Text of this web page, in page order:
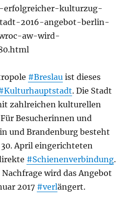
erfolgreicher-kulturzug-
2016-angebot-berlin-
aw-wird-
#Breslau ist dieses
. Die Stadt
zahlreichen kulturellen
Besucherinnen und
und Brandenburg besteht
April eingerichteten
#Schienenverbindung.
wird das Angebot
2017 #verlängert.